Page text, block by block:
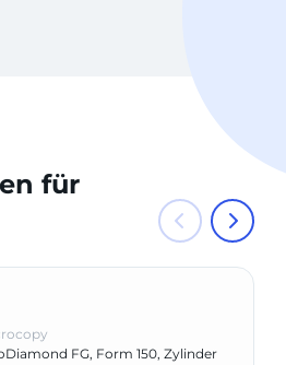
für
FG, Form 150, Zylinder